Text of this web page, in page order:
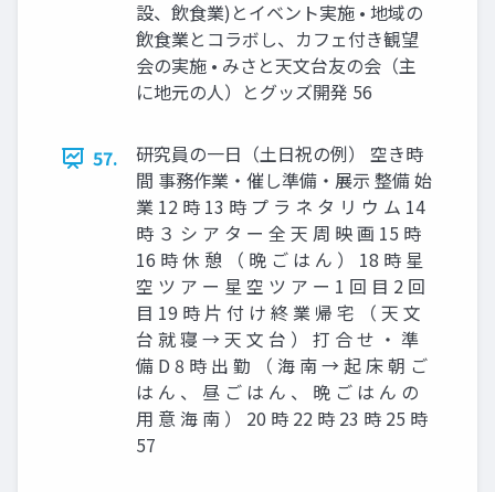
設、飲食業)とイベント実施 • 地域の
飲食業とコラボし、カフェ付き観望
会の実施 • みさと天文台友の会（主
に地元の人）とグッズ開発 56
57.
研究員の一日（土日祝の例） 空き時
間 事務作業・催し準備・展示 整備 始
業 12 時 13 時 プ ラ ネ タ リ ウ ム 14
時 ３ シ ア タ ー 全 天 周 映 画 15 時
16 時 休 憩 （ 晩 ご は ん ） 18 時 星
空 ツ ア ー 星 空 ツ ア ー 1 回 目 2 回
目 19 時 片 付 け 終 業 帰 宅 （ 天 文
台 就 寝 → 天 文 台 ） 打 合 せ ・ 準
備 D 8 時 出 勤 （ 海 南 → 起 床 朝 ご
は ん 、 昼 ご は ん 、 晩 ご は ん の
用 意 海 南 ） 20 時 22 時 23 時 25 時
57